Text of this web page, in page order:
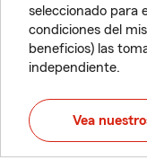
seleccionado para
condiciones del
beneficios) las
independiente.
Vea